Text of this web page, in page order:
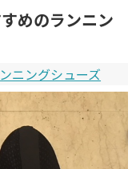
めのランニン
ニングシューズ